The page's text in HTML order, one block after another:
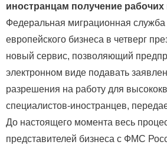
иностранцам получение рабочих
Федеральная миграционная
европейского бизнеса в четверг
новый сервис, позволяющий
электронном виде подавать
разрешения на работу для
специалистов-иностранцев,
До настоящего момента весь
представителей бизнеса с ФМС